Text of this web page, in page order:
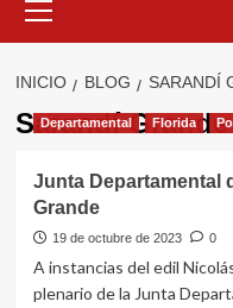
primario
INICIO BLOG SARANDÍ
Sarandí Grande
Departamental Florida
Junta Departamental
Grande
19 de octubre de 2023 0
A instancias del edil
plenario de la Junta